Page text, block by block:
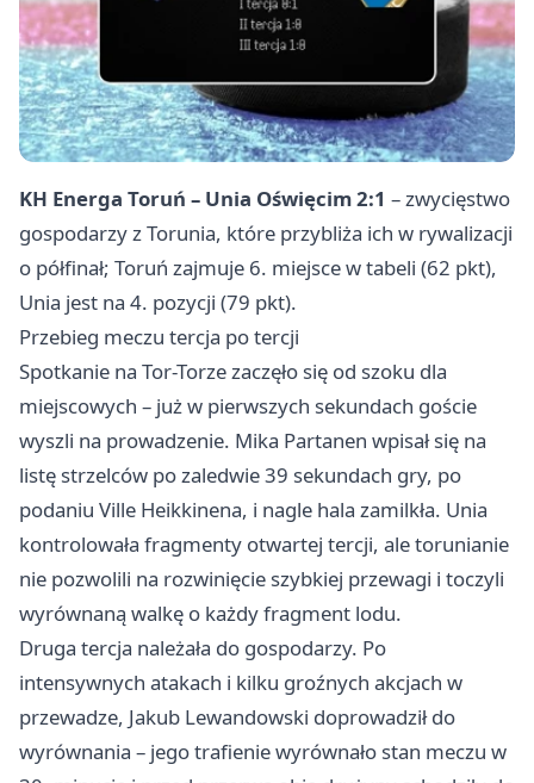
KH Energa Toruń – Unia Oświęcim 2:1 – zwycięstwo
gospodarzy z Torunia, które przybliża ich w rywalizacji
o półfinał; Toruń zajmuje 6. miejsce w tabeli (62 pkt),
Unia jest na 4. pozycji (79 pkt).
Przebieg meczu tercja po tercji
Spotkanie na Tor-Torze zaczęło się od szoku dla
miejscowych – już w pierwszych sekundach goście
wyszli na prowadzenie. Mika Partanen wpisał się na
listę strzelców po zaledwie 39 sekundach gry, po
podaniu Ville Heikkinena, i nagle hala zamilkła. Unia
kontrolowała fragmenty otwartej tercji, ale torunianie
nie pozwolili na rozwinięcie szybkiej przewagi i toczyli
wyrównaną walkę o każdy fragment lodu.
Druga tercja należała do gospodarzy. Po
intensywnych atakach i kilku groźnych akcjach w
przewadze, Jakub Lewandowski doprowadził do
wyrównania – jego trafienie wyrównało stan meczu w